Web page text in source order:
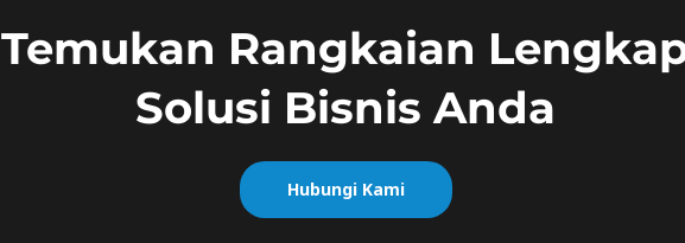
Temukan Rangkaian
Solusi Bisnis Anda
Hubungi Kami